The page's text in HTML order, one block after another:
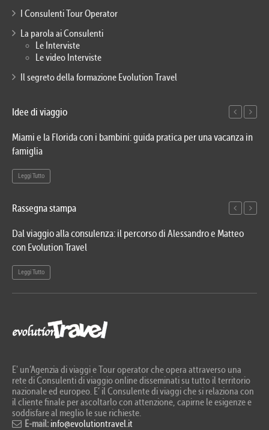
I Consulenti Tour Operator
La parola ai Consulenti
Le Interviste
Le video Interviste
Il segreto della formazione Evolution Travel
Idee di viaggio
Miami e la Florida con i bambini: guida pratica per una vacanza in
famiglia
Leggi Tutto
Rassegna stampa
Dal viaggio alla consulenza: il percorso di Alessandro e Matteo
con Evolution Travel
Leggi Tutto
E' un’Agenzia di viaggi e Tour operator che opera attraverso una
rete di Consulenti di viaggio online disseminati su tutto il territorio
nazionale ed europeo. E’ il Consulente di viaggi che si relaziona con
il cliente finale per ascoltarlo con attenzione, capirne le esigenze e
soddisfare al meglio le sue richieste.
E-mail: info@evolutiontravel.it